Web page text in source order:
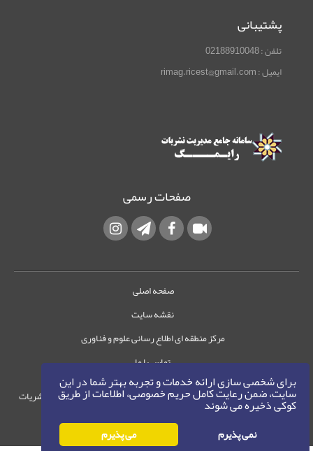
برای شخصی سازی ارائه خدمات و تجربه بهتر شما در این
سایت، ضمن رعایت کامل حریم خصوصی، اطلاعات از طریق
کوکی ذخیره می شوند
نمی پذیرم می پذیرم
پشتیبانی
تلفن : 02188910048
ایمیل : rimag.ricest@gmail.com
صفحات رسمی
صفحه اصلی
نقشه سایت
مرکز منطقه ای اطلاع رسانی علوم و فناوری
تماس با ما
حقوق این وب‌سایت متعلق به سامانه مدیریت نشریات
حق نشر 1405-1396